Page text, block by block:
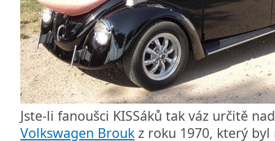
Jste-li fanoušci KISSáků tak váz určitě
Volkswagen Brouk z roku 1970, který